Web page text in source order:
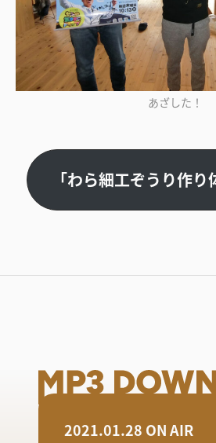
あざした！
「わら細工ぞうり作り
2021.01.28 ON AIR